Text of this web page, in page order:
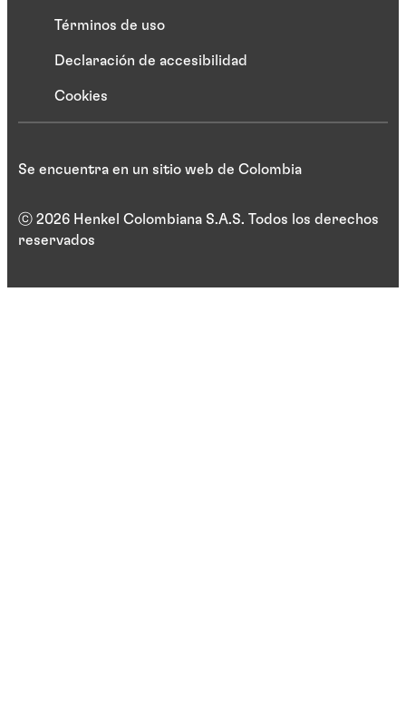
Términos de uso
Declaración de accesibilidad
Cookies
ⓒ 2026 Henkel Colombiana S.A.S. Todos los derechos
reservados
Se encuentra en un sitio web de Colombia